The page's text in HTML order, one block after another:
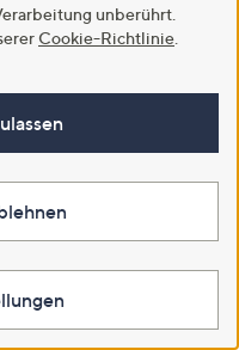
In den Warenkorb
unberührt.
Cookie-Richtlinie